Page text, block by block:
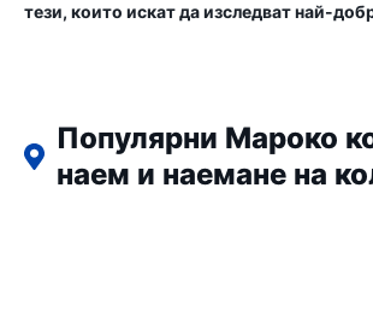
тези, които искат да изследват най-
Популярни Мароко
наем и наемане на